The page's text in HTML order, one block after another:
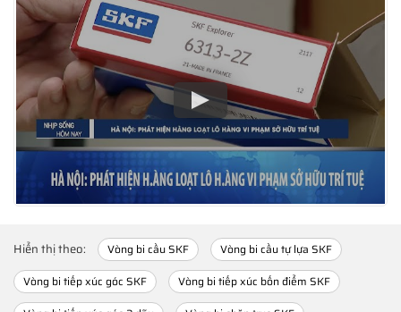
Hiển thị theo: Vòng bi cầu SKF
Vòng bi cầu tự lựa SKF
Vòng bi tiếp xúc góc SKF
Vòng bi tiếp xúc bốn điểm SKF